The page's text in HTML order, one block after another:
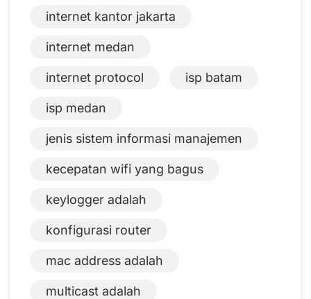
internet kantor jakarta
internet medan
internet protocol isp batam
isp medan
jenis sistem informasi manajemen
kecepatan wifi yang bagus
keylogger adalah
konfigurasi router
mac address adalah
multicast adalah